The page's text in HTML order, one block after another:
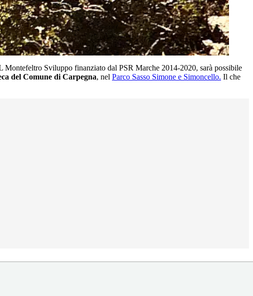
Sviluppo finanziato dal PSR Marche 2014-2020, sarà possibile
del Comune di Carpegna, nel Parco Sasso Simone e Simoncello. Il che